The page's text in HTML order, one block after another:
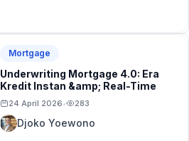
Mortgage
Underwriting Mortgage 4.0: Era
Kredit Instan &amp; Real-Time
24 April 2026• 283
Djoko Yoewono